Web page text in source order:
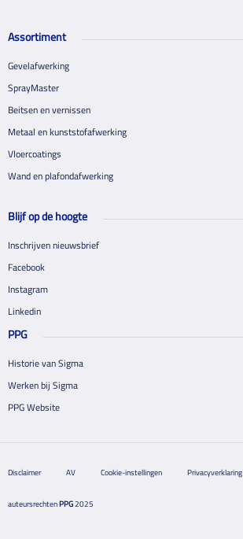
Assortiment
Gevelafwerking
SprayMaster
Beitsen en vernissen
Metaal en kunststofafwerking
Vloercoatings
Wand en plafondafwerking
Blijf op de hoogte
Inschrijven nieuwsbrief
Facebook
Instagram
Linkedin
PPG
Historie van Sigma
Werken bij Sigma
PPG Website
Disclaimer AV Cookie-instellingen Privacyverklaring
auteursrechtenPPG2025